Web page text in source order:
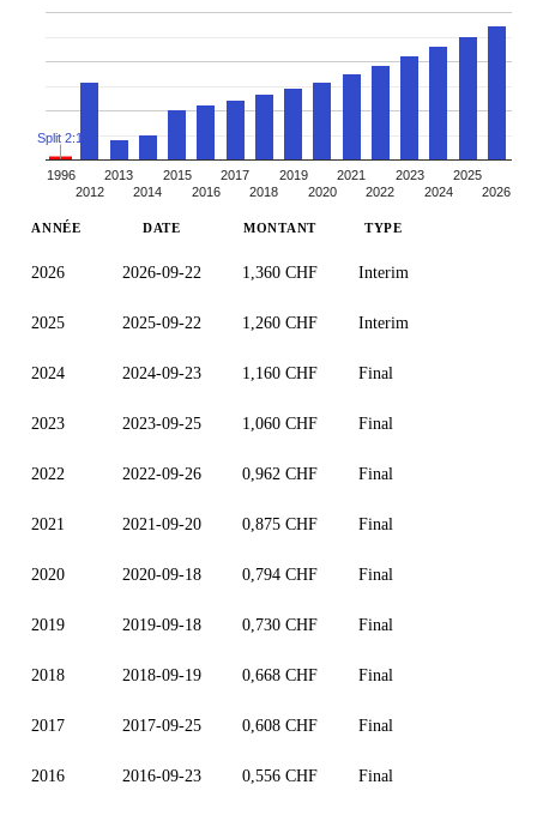
1996
2012
2013
2014
2015
2016
2017
2018
2019
2020
2021
2022
2023
2024
2025
2026
Split 2:1
ANNÉE DATE MONTANT TYPE
2026 2026-09-22 1,360 CHF Interim
2025 2025-09-22 1,260 CHF Interim
2024 2024-09-23 1,160 CHF Final
2023 2023-09-25 1,060 CHF Final
2022 2022-09-26 0,962 CHF Final
2021 2021-09-20 0,875 CHF Final
2020 2020-09-18 0,794 CHF Final
2019 2019-09-18 0,730 CHF Final
2018 2018-09-19 0,668 CHF Final
2017 2017-09-25 0,608 CHF Final
2016 2016-09-23 0,556 CHF Final